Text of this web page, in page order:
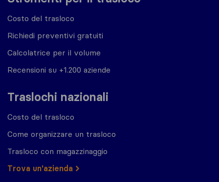
Costo del trasloco
Richiedi preventivi gratuiti
Calcolatrice per il volume
Recensioni su +1.200 aziende
Traslochi nazionali
Costo del trasloco
Come organizzare un trasloco
Trasloco con magazzinaggio
Trova un'azienda